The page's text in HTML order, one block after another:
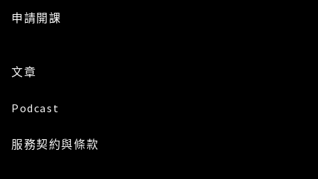
申請開課
文章
Podcast
服務契約與條款